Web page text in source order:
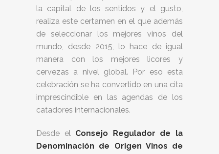
la capital de los sentidos y el gusto,
realiza este certamen en el que además
de seleccionar los mejores vinos del
mundo, desde 2015, lo hace de igual
manera con los mejores licores y
cervezas a nivel global. Por eso esta
celebración se ha convertido en una cita
imprescindible en las agendas de los
catadores internacionales.
Desde el Consejo Regulador de la
Denominación de Origen Vinos de